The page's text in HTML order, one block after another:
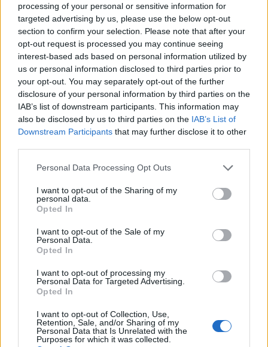
processing of your personal or sensitive information for
targeted advertising by us, please use the below opt-out
section to confirm your selection. Please note that after your
opt-out request is processed you may continue seeing
interest-based ads based on personal information utilized by
us or personal information disclosed to third parties prior to
your opt-out. You may separately opt-out of the further
disclosure of your personal information by third parties on the
IAB’s list of downstream participants. This information may
also be disclosed by us to third parties on the IAB’s List of
Downstream Participants that may further disclose it to other
Please note that this website/app uses one or more Google
not limited to your visit or usage behaviour. You may click to
grant or deny consent to Google and its third-party tags to
use your data for below specified purposes in below Google
consent section.
Personal Data Processing Opt Outs
I want to opt-out of the Sharing of my
personal data.
Opted In
I want to opt-out of the Sale of my
Personal Data.
Opted In
I want to opt-out of processing my
Personal Data for Targeted Advertising.
Opted In
I want to opt-out of Collection, Use,
Retention, Sale, and/or Sharing of my
Personal Data that Is Unrelated with the
Purposes for which it was collected.
Helyi hírek
A hőségben is védik a növényzetet Pakson
MAGYAR ÉPÍTŐK